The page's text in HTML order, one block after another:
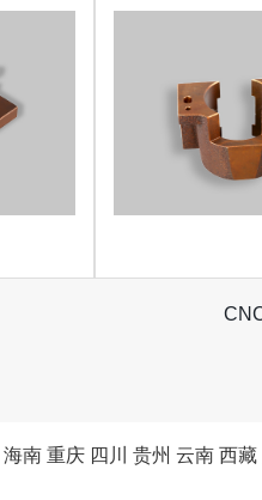
海南 重庆 四川 贵州 云南 西藏